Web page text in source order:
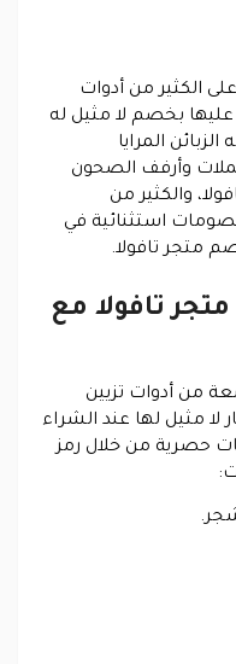
الكثير من أدوات
عليها بخصم لا مثيل له
المرايا
وأرفف الصحون
والكثير من
استثنائية في
متجر تافولا.
تافولا مع
من أدوات تزيين
لا مثيل لها عند الشراء
حصرية من خلال رمز